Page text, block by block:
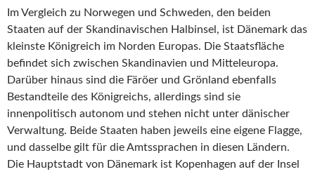
Im Vergleich zu Norwegen und Schweden, den beiden
Staaten auf der Skandinavischen Halbinsel, ist Dänemark das
kleinste Königreich im Norden Europas. Die Staatsfläche
befindet sich zwischen Skandinavien und Mitteleuropa.
Darüber hinaus sind die Färöer und Grönland ebenfalls
Bestandteile des Königreichs, allerdings sind sie
innenpolitisch autonom und stehen nicht unter dänischer
Verwaltung. Beide Staaten haben jeweils eine eigene Flagge,
und dasselbe gilt für die Amtssprachen in diesen Ländern.
Die Hauptstadt von Dänemark ist Kopenhagen auf der Insel